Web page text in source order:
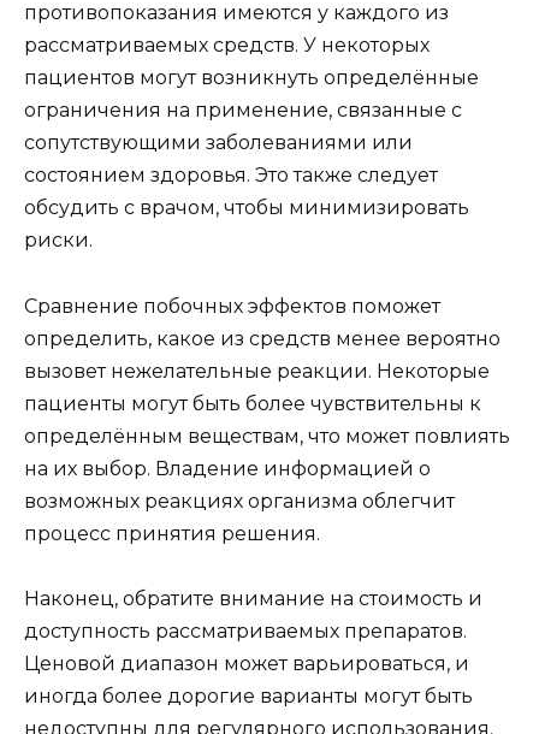
противопоказания имеются у каждого из
рассматриваемых средств. У некоторых
пациентов могут возникнуть определённые
ограничения на применение, связанные с
сопутствующими заболеваниями или
состоянием здоровья. Это также следует
обсудить с врачом, чтобы минимизировать
риски.
Сравнение побочных эффектов поможет
определить, какое из средств менее вероятно
вызовет нежелательные реакции. Некоторые
пациенты могут быть более чувствительны к
определённым веществам, что может повлиять
на их выбор. Владение информацией о
возможных реакциях организма облегчит
процесс принятия решения.
Наконец, обратите внимание на стоимость и
доступность рассматриваемых препаратов.
Ценовой диапазон может варьироваться, и
иногда более дорогие варианты могут быть
недоступны для регулярного использования.